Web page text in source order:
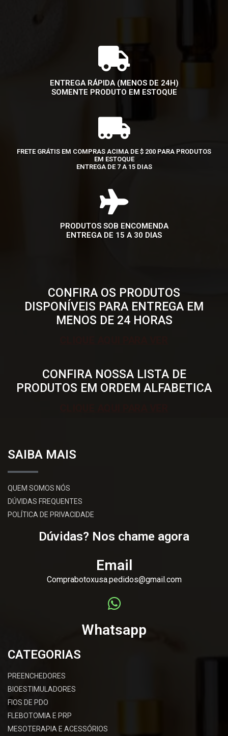
ENTREGA RÁPIDA (MENOS DE 24H)
SOMENTE PRODUTO EM ESTOQUE
FRETE GRÁTIS EM COMPRAS ACIMA DE $ 200 PARA PRODUTOS
EM ESTOQUE
ENTREGA DE 7 A 15 DIAS
PRODUTOS SOB ENCOMENDA
ENTREGA DE 15 A 30 DIAS
CONFIRA OS PRODUTOS
DISPONÍVEIS PARA ENTREGA EM
MENOS DE 24 HORAS
CONFIRA NOSSA LISTA DE
PRODUTOS EM ORDEM ALFABETICA
SAIBA MAIS
QUEM SOMOS NÓS
DÚVIDAS FREQUENTES
POLÍTICA DE PRIVACIDADE
Dúvidas? Nos chame agora
Email
Comprabotoxusa.pedidos@gmail.com
Whatsapp
CATEGORIAS
PREENCHEDORES
BIOESTIMULADORES
FIOS DE PDO
FLEBOTOMIA E PRP
MESOTERAPIA E ACESSÓRIOS